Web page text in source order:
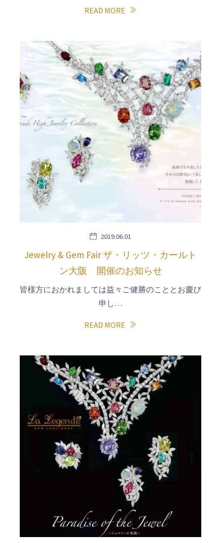
READ MORE
2019.06.01
Jewelry & Gem Fair ザ・リッツ・カールト
ン大阪 開催のお知らせ
皆様方におかれましては益々ご健勝のこととお慶び
申し…
READ MORE